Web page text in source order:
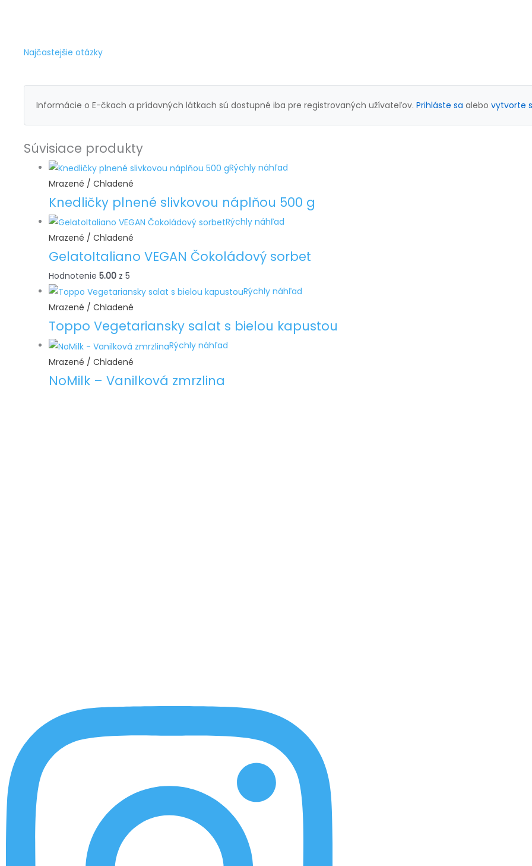
Najčastejšie otázky
Informácie o E-čkach a prídavných látkach sú dostupné iba pre registrovaných užívateľov. Prihláste sa alebo vytvorte
Súvisiace produkty
Rýchly náhľad
Mrazené / Chladené
Knedličky plnené slivkovou náplňou 500 g
Rýchly náhľad
Mrazené / Chladené
GelatoItaliano VEGAN Čokoládový sorbet
Hodnotenie 5.00 z 5
Rýchly náhľad
Mrazené / Chladené
Toppo Vegetariansky salat s bielou kapustou
Rýchly náhľad
Mrazené / Chladené
NoMilk – Vanilková zmrzlina